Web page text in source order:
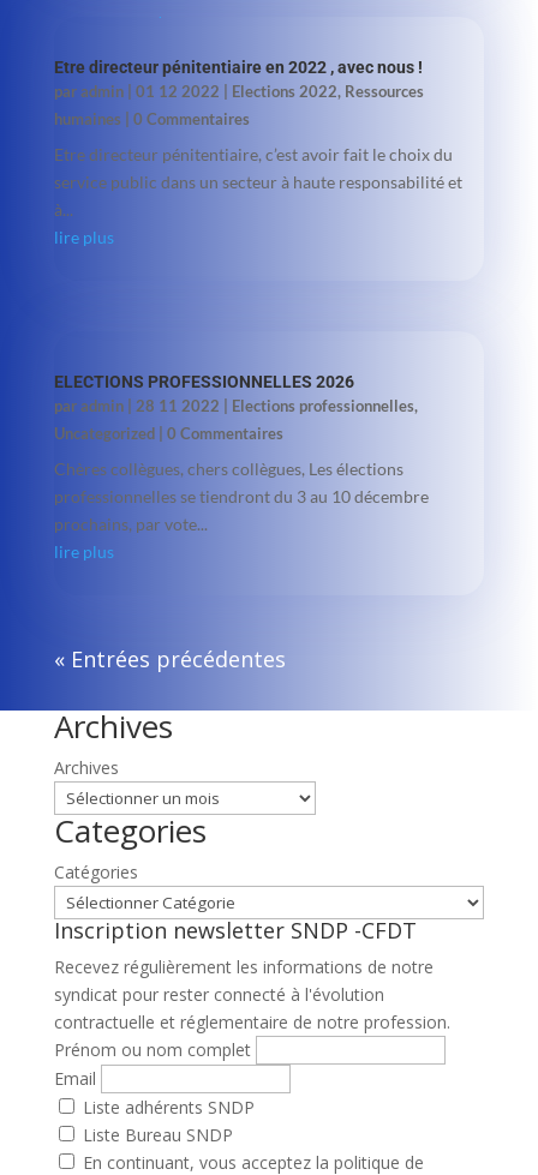
Etre directeur pénitentiaire en 2022 , avec nous !
paradmin| 01 12 2022 Elections 2022, Ressources
humaines | 0 Commentaires
Etre directeur pénitentiaire, c’est avoir fait le choix du
service public dans un secteur à haute responsabilité et
à...
lire plus
ELECTIONS PROFESSIONNELLES 2026
paradmin| 28 11 2022 Elections professionnelles,
Uncategorized| 0 Commentaires
Chères collègues, chers collègues, Les élections
professionnelles se tiendront du 3 au 10 décembre
prochains, par vote...
lire plus
« Entrées précédentes
Archives
Archives
Categories
Catégories
Inscription newsletter SNDP -CFDT
Recevez régulièrement les informations de notre
syndicat pour rester connecté à l'évolution
contractuelle et réglementaire de notre profession.
Prénom ou nom complet
Email
Liste adhérents SNDP
Liste Bureau SNDP
En continuant, vous acceptez la politique de